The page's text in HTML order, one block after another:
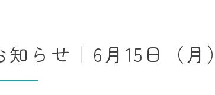
らせ｜6月15日（月）